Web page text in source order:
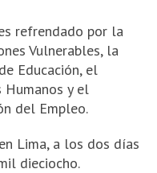
refrendado por la
Vulnerables, la
Educación, el
Humanos y el
del Empleo.
Lima, a los dos días
dieciocho.